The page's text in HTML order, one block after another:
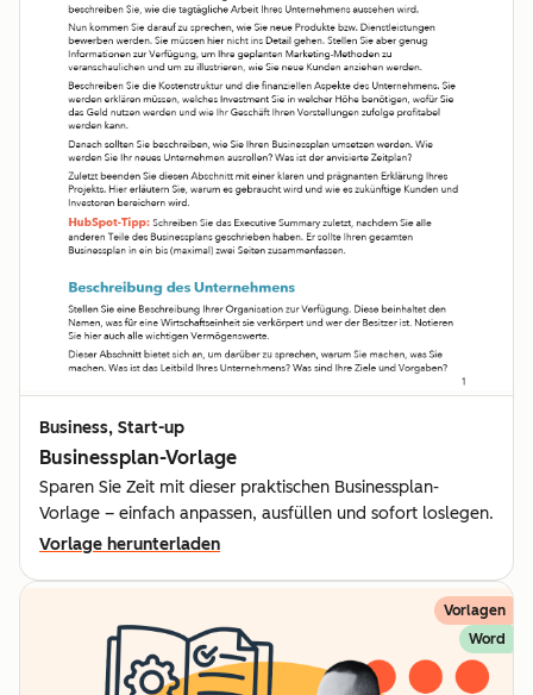
Business, Start-up
Businessplan-Vorlage
Sparen Sie Zeit mit dieser praktischen Businessplan-
Vorlage – einfach anpassen, ausfüllen und sofort loslegen.
Vorlage herunterladen
Vorlagen
Word